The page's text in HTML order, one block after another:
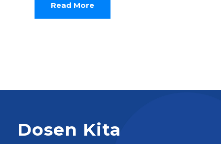
Read More
Dosen Kita